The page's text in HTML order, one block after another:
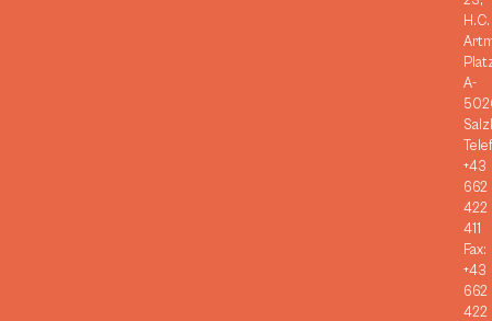
H.C.
A-
+43
662
422
411
Fax:
+43
662
422